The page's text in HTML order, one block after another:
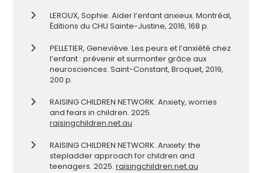
LEROUX, Sophie. Aider l’enfant anxieux. Montréal,
Éditions du CHU Sainte-Justine, 2016, 168 p.
PELLETIER, Geneviève. Les peurs et l’anxiété chez
l’enfant : prévenir et surmonter grâce aux
neurosciences. Saint-Constant, Broquet, 2019,
200 p.
RAISING CHILDREN NETWORK. Anxiety, worries
and fears in children. 2025.
raisingchildren.net.au
RAISING CHILDREN NETWORK. Anxiety: the
stepladder approach for children and
teenagers. 2025. raisingchildren.net.au